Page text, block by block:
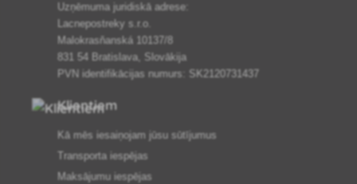
Uzņēmuma juridiskā adrese:
Lacnepostreky s.r.o.
Malokrasňanská 10137/8
831 54 Bratislava, Slovākija
PVN identifikācijas numurs: SK2120731437
Klientiem
Kā mēs iesaiņojam jūsu sūtījumus
Transporta iespējas
Maksājumu iespējas